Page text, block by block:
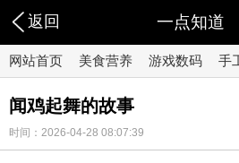
返回 一点知道
网站首页 美食营养 游戏数码 手
闻鸡起舞的故事
时间：2026-04-28 08:07:39